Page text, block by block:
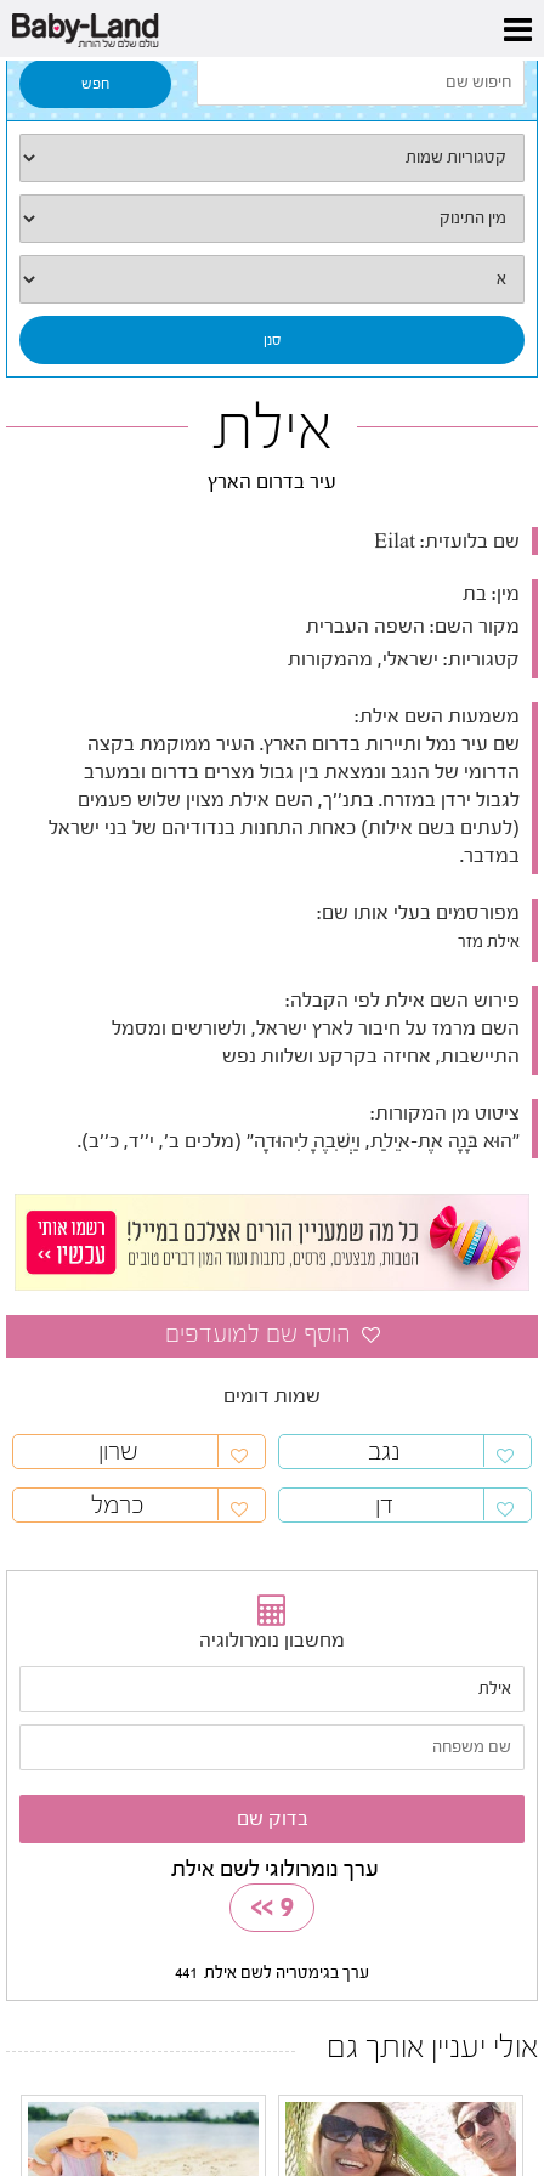
דף הבית
אילת
עיר בדרום הארץ
שם בלועזית:
מין: בת
מקור השם: השפה העברית
קטגוריות: ישראלי, מהמקורות
משמעות השם אילת:
שם עיר נמל ותיירות בדרום הארץ. העיר ממוקמת בקצה
הדרומי של הנגב ונמצאת בין גבול מצרים בדרום ובמערב
לגבול ירדן במזרח. בתנ''ך, השם אילת מצוין שלוש פעמים
(לעתים בשם אילות) כאחת התחנות בנדודיהם של בני ישראל
במדבר.
מפורסמים בעלי אותו שם:
אילת מזר
פירוש השם אילת לפי הקבלה:
השם מרמז על חיבור לארץ ישראל, ולשורשים ומסמל
התיישבות, אחיזה בקרקע ושלוות נפש
ציטוט מן המקורות:
"הוּא בָּנָה אֶת-אֵילַת, וַיְשִׁבֶהָ לִיהוּדָה" (מלכים ב', י''ד, כ''ב).
שמות דומים
נגב
שרון
דן
כרמל
מחשבון נומרולוגיה
ערך נומרולוגי לשם אילת
9
>>
ערך בגימטריה לשם אילת 441
אולי יעניין אותך גם